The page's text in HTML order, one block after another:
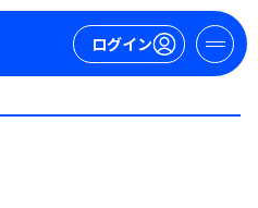
ログイン